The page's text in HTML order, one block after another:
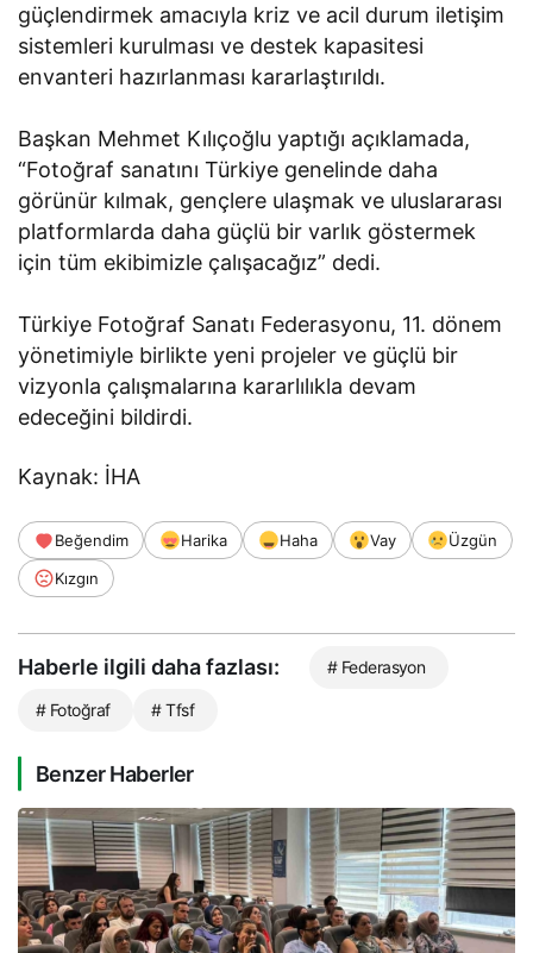
güçlendirmek amacıyla kriz ve acil durum iletişim
sistemleri kurulması ve destek kapasitesi
envanteri hazırlanması kararlaştırıldı.
Başkan Mehmet Kılıçoğlu yaptığı açıklamada,
“Fotoğraf sanatını Türkiye genelinde daha
görünür kılmak, gençlere ulaşmak ve uluslararası
platformlarda daha güçlü bir varlık göstermek
için tüm ekibimizle çalışacağız” dedi.
Türkiye Fotoğraf Sanatı Federasyonu, 11. dönem
yönetimiyle birlikte yeni projeler ve güçlü bir
vizyonla çalışmalarına kararlılıkla devam
edeceğini bildirdi.
Kaynak: İHA
Beğendim Harika Haha Vay
Üzgün
Kızgın
Haberle ilgili daha fazlası: # Federasyon
# Fotoğraf # Tfsf
Benzer Haberler